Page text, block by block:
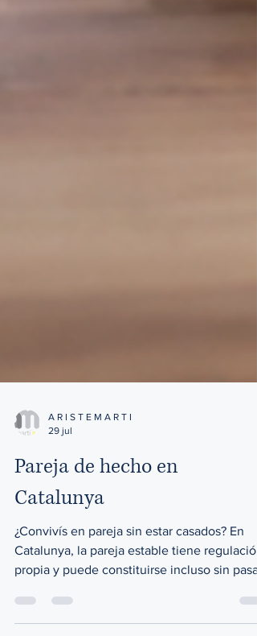
29 jul
Pareja de hecho en
Catalunya
¿Convivís en pareja sin estar casados? En
Catalunya, la pareja estable tiene regulación
propia y puede constituirse incluso sin pasar